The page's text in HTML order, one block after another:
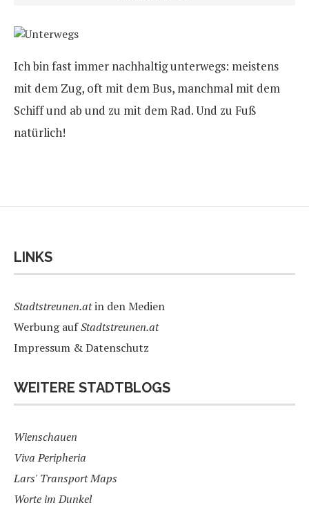
Ich bin fast immer nachhaltig unterwegs: meistens
mit dem Zug, oft mit dem Bus, manchmal mit dem
Schiff und ab und zu mit dem Rad. Und zu Fuß
natürlich!
LINKS
Stadtstreunen.atin den Medien
Werbung aufStadtstreunen.at
Impressum & Datenschutz
WEITERE STADTBLOGS
Wienschauen
Viva Peripheria
Lars' Transport Maps
Worte im Dunkel